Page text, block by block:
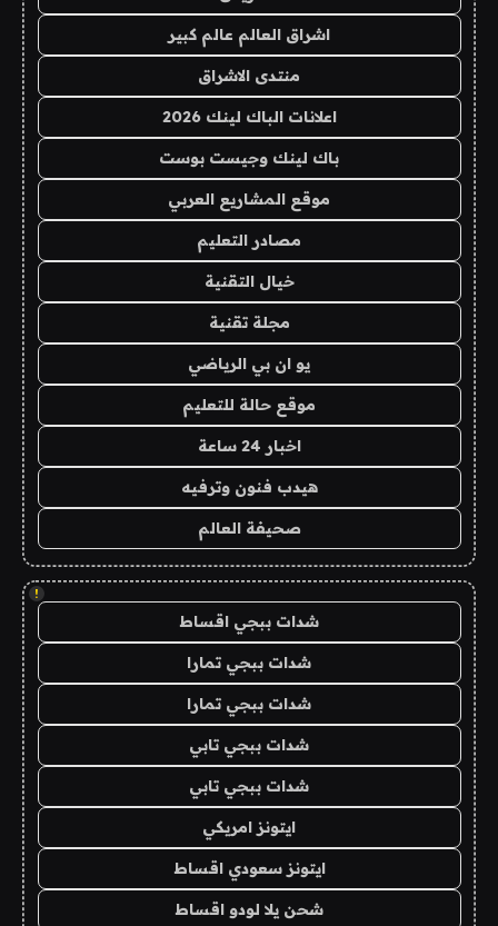
اشراق العالم عالم كبير
منتدى الاشراق
اعلانات الباك لينك 2026
باك لينك وجيست بوست
موقع المشاريع العربي
مصادر التعليم
خيال التقنية
مجلة تقنية
يو ان بي الرياضي
موقع حالة للتعليم
اخبار 24 ساعة
هيدب فنون وترفيه
صحيفة العالم
!
شدات ببجي اقساط
شدات ببجي تمارا
شدات ببجي تمارا
شدات ببجي تابي
شدات ببجي تابي
ايتونز امريكي
ايتونز سعودي اقساط
شحن يلا لودو اقساط